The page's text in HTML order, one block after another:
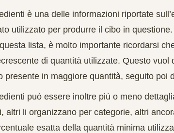
è una delle informazioni riportate
utilizzato per produrre il cibo in questione.
lista, è molto importante ricordarsi
di quantità utilizzate. Questo vuol
presente in maggiore quantità, seguito poi
può essere inoltre più o meno
altri li organizzano per categorie, altri
esatta della quantità minima